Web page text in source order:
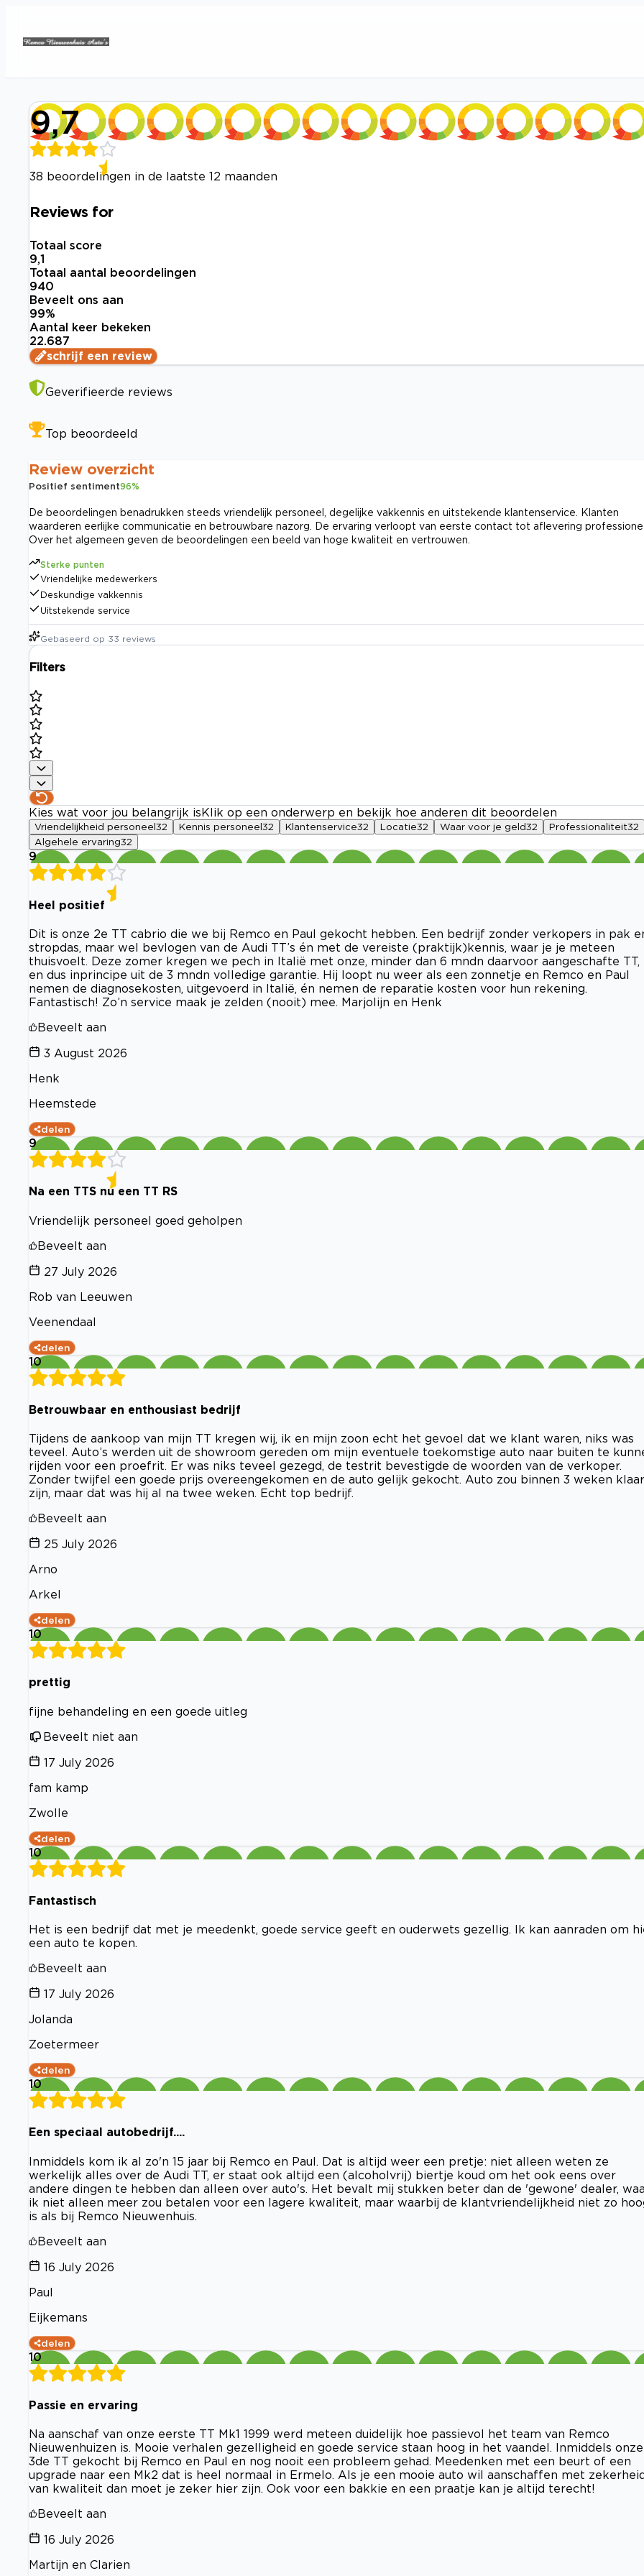
9,7
38 beoordelingen in de laatste 12 maanden
Reviews for
Totaal score
9,1
Totaal aantal beoordelingen
940
Beveelt ons aan
99%
Aantal keer bekeken
22.687
schrijf een review
Geverifieerde reviews
Top beoordeeld
Review overzicht
Positief sentiment96%
De beoordelingen benadrukken steeds vriendelijk personeel, degelijke vakkennis en uitstekende klantenservice. Klanten
waarderen eerlijke communicatie en betrouwbare nazorg. De ervaring verloopt van eerste contact tot aflevering
Over het algemeen geven de beoordelingen een beeld van hoge kwaliteit en vertrouwen.
Sterke punten
Vriendelijke medewerkers
Deskundige vakkennis
Uitstekende service
Gebaseerd op 33 reviews
Filters
Kies wat voor jou belangrijk is Klik op een onderwerp en bekijk hoe anderen dit beoordelen
Vriendelijkheid personeel 32 Kennis personeel 32 Klantenservice32 Locatie32 Waar voor je geld32 Professionaliteit32
Algehele ervaring32
9
Heel positief
Dit is onze 2e TT cabrio die we bij Remco en Paul gekocht hebben. Een bedrijf zonder verkopers in pak
stropdas, maar wel bevlogen van de Audi TT’s én met de vereiste (praktijk)kennis, waar je je meteen
thuisvoelt. Deze zomer kregen we pech in Italië met onze, minder dan 6 mndn daarvoor aangeschafte TT,
en dus inprincipe uit de 3 mndn volledige garantie. Hij loopt nu weer als een zonnetje en Remco en Paul
nemen de diagnosekosten, uitgevoerd in Italië, én nemen de reparatie kosten voor hun rekening.
Fantastisch! Zo’n service maak je zelden (nooit) mee. Marjolijn en Henk
Beveelt aan
3 August 2026
Henk
Heemstede
delen
9
Na een TTS nu een TT RS
Vriendelijk personeel goed geholpen
Beveelt aan
27 July 2026
Rob van Leeuwen
Veenendaal
delen
10
Betrouwbaar en enthousiast bedrijf
Tijdens de aankoop van mijn TT kregen wij, ik en mijn zoon echt het gevoel dat we klant waren, niks was
teveel. Auto’s werden uit de showroom gereden om mijn eventuele toekomstige auto naar buiten te
rijden voor een proefrit. Er was niks teveel gezegd, de testrit bevestigde de woorden van de verkoper.
Zonder twijfel een goede prijs overeengekomen en de auto gelijk gekocht. Auto zou binnen 3 weken klaar
zijn, maar dat was hij al na twee weken. Echt top bedrijf.
Beveelt aan
25 July 2026
Arno
Arkel
delen
10
prettig
fijne behandeling en een goede uitleg
Beveelt niet aan
17 July 2026
fam kamp
Zwolle
delen
10
Fantastisch
Het is een bedrijf dat met je meedenkt, goede service geeft en ouderwets gezellig. Ik kan aanraden om
een auto te kopen.
Beveelt aan
17 July 2026
Jolanda
Zoetermeer
delen
10
Een speciaal autobedrijf....
Inmiddels kom ik al zo'n 15 jaar bij Remco en Paul. Dat is altijd weer een pretje: niet alleen weten ze
werkelijk alles over de Audi TT, er staat ook altijd een (alcoholvrij) biertje koud om het ook eens over
andere dingen te hebben dan alleen over auto's. Het bevalt mij stukken beter dan de 'gewone' dealer,
ik niet alleen meer zou betalen voor een lagere kwaliteit, maar waarbij de klantvriendelijkheid niet zo
is als bij Remco Nieuwenhuis.
Beveelt aan
16 July 2026
Paul
Eijkemans
delen
10
Passie en ervaring
Na aanschaf van onze eerste TT Mk1 1999 werd meteen duidelijk hoe passievol het team van Remco
Nieuwenhuizen is. Mooie verhalen gezelligheid en goede service staan hoog in het vaandel. Inmiddels onze
3de TT gekocht bij Remco en Paul en nog nooit een probleem gehad. Meedenken met een beurt of een
upgrade naar een Mk2 dat is heel normaal in Ermelo. Als je een mooie auto wil aanschaffen met
van kwaliteit dan moet je zeker hier zijn. Ook voor een bakkie en een praatje kan je altijd terecht!
Beveelt aan
16 July 2026
Martijn en Clarien